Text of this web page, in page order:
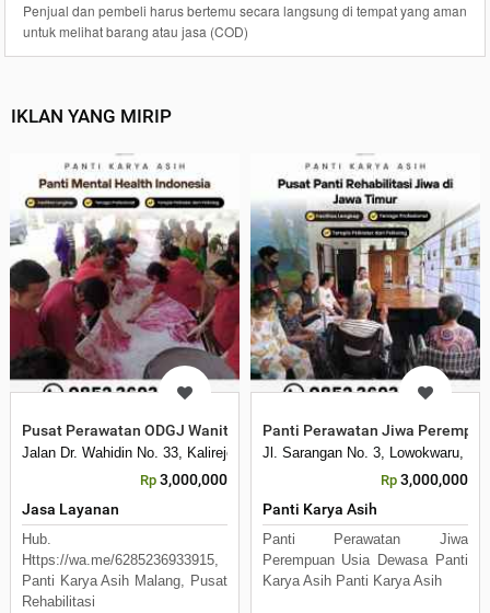
Penjual dan pembeli harus bertemu secara langsung di tempat yang aman
untuk melihat barang atau jasa (COD)
IKLAN YANG MIRIP
Pusat Perawatan ODGJ Wanita Dewasa di Indonesia Panti Karya
Jalan Dr. Wahidin No. 33, Kalirejo, Kecamatan Lawang, Kabupaten
Rp 3,000,000
Jasa Layanan
Hub.
Https://wa.me/6285236933915,
Panti Karya Asih Malang, Pusat
Rehabilitasi
Panti Perawatan Jiwa
Jl. Sarangan No. 3, Lowokwaru,
Rp 3,000,000
Panti Karya Asih
Panti Perawatan Jiwa
Perempuan Usia Dewasa Panti
Karya Asih Panti Karya Asih